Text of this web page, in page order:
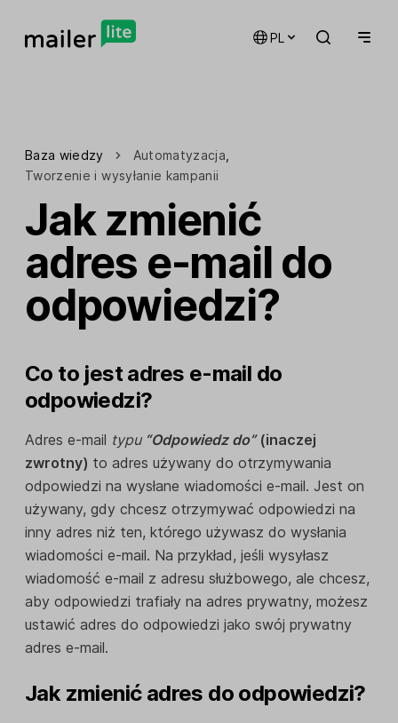
PL
Baza wiedzy Automatyzacja
Tworzenie i wysyłanie kampanii
Jak zmienić
adres e-mail do
odpowiedzi?
Co to jest adres e-mail do
odpowiedzi?
Adres e-mail typu“Odpowiedz do”(inaczej
zwrotny) to adres używany do otrzymywania
odpowiedzi na wysłane wiadomości e-mail. Jest on
używany, gdy chcesz otrzymywać odpowiedzi na
inny adres niż ten, którego używasz do wysłania
wiadomości e-mail. Na przykład, jeśli wysyłasz
wiadomość e-mail z adresu służbowego, ale chcesz,
aby odpowiedzi trafiały na adres prywatny, możesz
ustawić adres do odpowiedzi jako swój prywatny
adres e-mail.
Jak zmienić adres do odpowiedzi?